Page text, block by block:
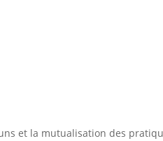
et la mutualisation des